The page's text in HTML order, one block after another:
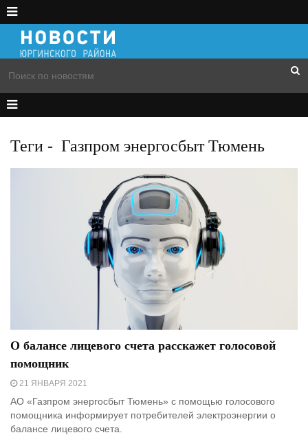
Теги - Газпром энергосбыт Тюмень
О балансе лицевого счета расскажет голосовой
помощник
21 ЯНВАРЯ 2021
АО «Газпром энергосбыт Тюмень» с помощью голосового
помощника информирует потребителей электроэнергии о
балансе лицевого счета.